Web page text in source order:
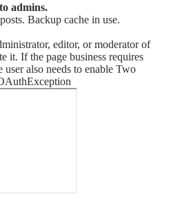
admins.
Backup cache in use.
editor, or moderator of
it. If the page business requires
also needs to enable Two